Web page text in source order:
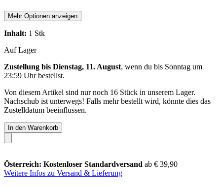
Mehr Optionen anzeigen
Inhalt: 1 Stk
Auf Lager
Zustellung bis Dienstag, 11. August, wenn du bis Sonntag um
23:59 Uhrbestellst.
Von diesem Artikel sind nur noch 16 Stück in unserem Lager.
Nachschub ist unterwegs! Falls mehr bestellt wird, könnte dies das
Zustelldatum beeinflussen.
In den Warenkorb
Österreich: Kostenloser Standardversand ab € 39,90
Weitere Infos zu Versand & Lieferung